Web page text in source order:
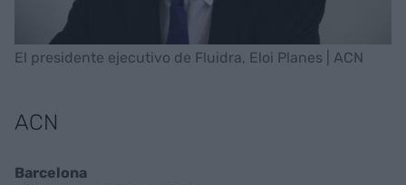
El presidente ejecutivo de Fluidra, Eloi Planes | ACN
ACN
Barcelona